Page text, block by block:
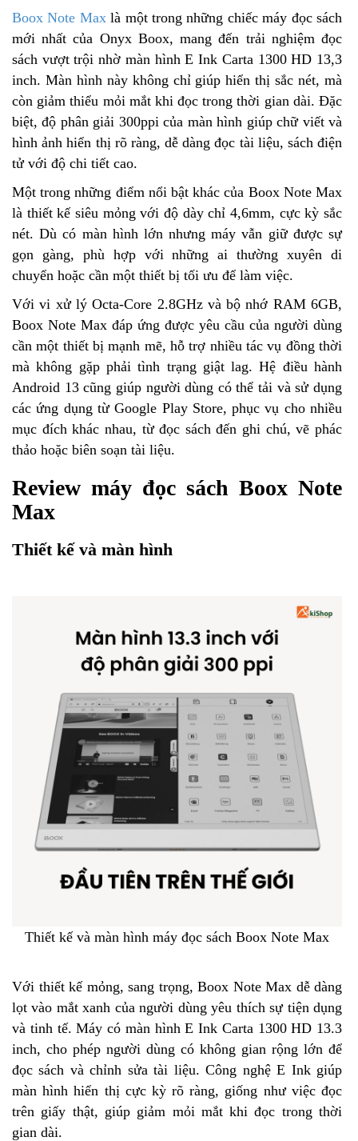
Boox Note Maxlà một trong những chiếc máy đọc sách
mới nhất của Onyx Boox, mang đến trải nghiệm đọc
sách vượt trội nhờ màn hình E Ink Carta 1300 HD 13,3
inch. Màn hình này không chỉ giúp hiển thị sắc nét, mà
còn giảm thiểu mỏi mắt khi đọc trong thời gian dài. Đặc
biệt, độ phân giải 300ppi của màn hình giúp chữ viết và
hình ảnh hiển thị rõ ràng, dễ dàng đọc tài liệu, sách điện
tử với độ chi tiết cao.
Một trong những điểm nổi bật khác của Boox Note Max
là thiết kế siêu mỏng với độ dày chỉ 4,6mm, cực kỳ sắc
nét. Dù có màn hình lớn nhưng máy vẫn giữ được sự
gọn gàng, phù hợp với những ai thường xuyên di
chuyển hoặc cần một thiết bị tối ưu để làm việc.
Với vi xử lý Octa-Core 2.8GHz và bộ nhớ RAM 6GB,
Boox Note Max đáp ứng được yêu cầu của người dùng
cần một thiết bị mạnh mẽ, hỗ trợ nhiều tác vụ đồng thời
mà không gặp phải tình trạng giật lag. Hệ điều hành
Android 13 cũng giúp người dùng có thể tải và sử dụng
các ứng dụng từ Google Play Store, phục vụ cho nhiều
mục đích khác nhau, từ đọc sách đến ghi chú, vẽ phác
thảo hoặc biên soạn tài liệu.
Review máy đọc sách Boox Note
Max
Thiết kế và màn hình
Thiết kế và màn hình máy đọc sách Boox Note Max
Với thiết kế mỏng, sang trọng, Boox Note Max dễ dàng
lọt vào mắt xanh của người dùng yêu thích sự tiện dụng
và tinh tế. Máy có màn hình E Ink Carta 1300 HD 13.3
inch, cho phép người dùng có không gian rộng lớn để
đọc sách và chỉnh sửa tài liệu. Công nghệ E Ink giúp
màn hình hiển thị cực kỳ rõ ràng, giống như việc đọc
trên giấy thật, giúp giảm mỏi mắt khi đọc trong thời
gian dài.